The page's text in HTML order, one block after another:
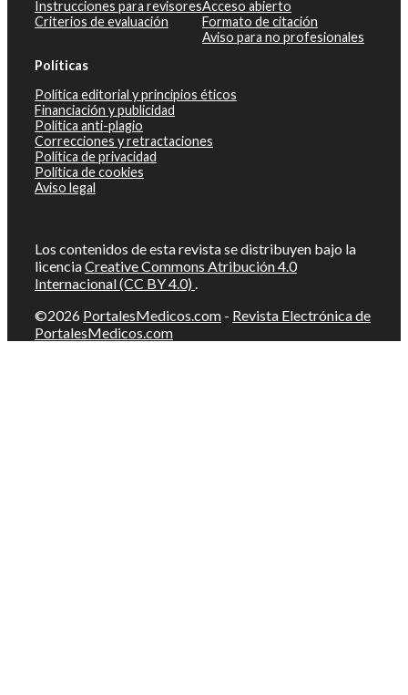
Instrucciones para revisores
Criterios de evaluación
Acceso abierto
Formato de citación
Aviso para no profesionales
Políticas
Política editorial y principios éticos
Financiación y publicidad
Política anti-plagio
Correcciones y retractaciones
Política de privacidad
Política de cookies
Aviso legal
Los contenidos de esta revista se distribuyen bajo la
licenciaCreative Commons Atribución 4.0
Internacional (CC BY 4.0) .
©2026 PortalesMedicos.com - Revista Electrónica de
PortalesMedicos.com